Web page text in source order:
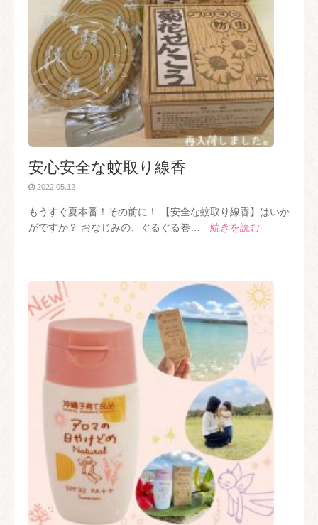
安心安全な蚊取り線香
2022.05.12
もうすぐ夏本番！その前に！ 【安全な蚊取り線香】はいか
がですか？ おなじみの、ぐるぐる巻… 続きを読む